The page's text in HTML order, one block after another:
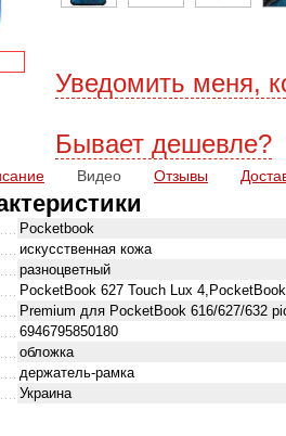
Уведомить меня,
Бывает дешевле?
Видео Отзывы
Pocketbook
искусственная кожа
разноцветный
PocketBook 627 Touch Lux
Premium для PocketBook 616/627/632
6946795850180
обложка
держатель-рамка
Украина